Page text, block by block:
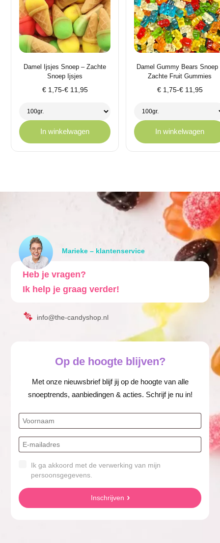
Damel Ijsjes Snoep – Zachte
Snoep Ijsjes
€1,75-€11,95
Prijsklasse:
tot
€ 11,95
In winkelwagen
Damel Gummy Bears Snoep
Zachte Fruit Gummies
€1,75-€11,95
Prijsklasse:
tot
€ 11,95
In winkelwagen
Marieke – klantenservice
Heb je vragen?
Ik help je graag verder!
info@the-candyshop.nl
Op de hoogte blijven?
Met onze nieuwsbrief blijf jij op de hoogte van alle
snoeptrends, aanbiedingen & acties. Schrijf je nu in!
Ik ga akkoord met de verwerking van mijn
persoonsgegevens.
Inschrijven